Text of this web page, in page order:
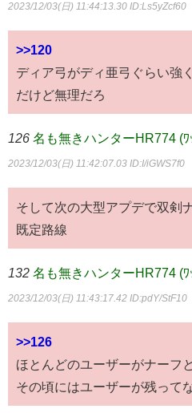
2023/12/03(日) 11:44:13.30 ID:Ls5yZcf60
>>120
ディア弓がディ亜弓ぐらい強
だけど無理だろ
126 名も無きハンターHR774 (ﾜ
2023/12/03(日) 11:42:07.03 ID:I/iGWS7f0
そして次の大型アプデで双剣
既定路線
132 名も無きハンターHR774 (ﾜ
2023/12/03(日) 11:43:17.42 ID:pdY/StF10
>>126
ほとんどのユーザーがナーフ
その頃にはユーザーが残って